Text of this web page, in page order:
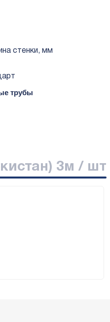
стенки, мм
трубы
3м / шт